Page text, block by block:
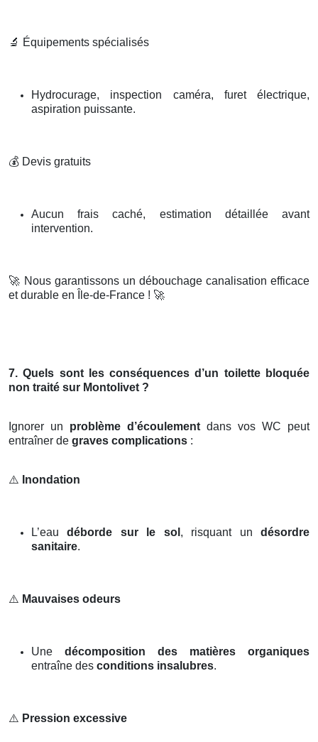
🔬 Équipements spécialisés
Hydrocurage, inspection caméra, furet électrique,
aspiration puissante.
💰 Devis gratuits
Aucun frais caché, estimation détaillée avant
intervention.
🚀 Nous garantissons un débouchage canalisation efficace
et durable en Île-de-France ! 🚀
7. Quels sont les conséquences d’un toilette bloquée
non traité sur Montolivet ?
Ignorer un problème d’écoulement dans vos WC peut
entraîner de graves complications :
⚠️ Inondation
L’eaudéborde sur le sol , risquant undésordre
sanitaire.
⚠️ Mauvaises odeurs
Une décomposition des matières organiques
entraîne des conditions insalubres.
⚠️ Pression excessive